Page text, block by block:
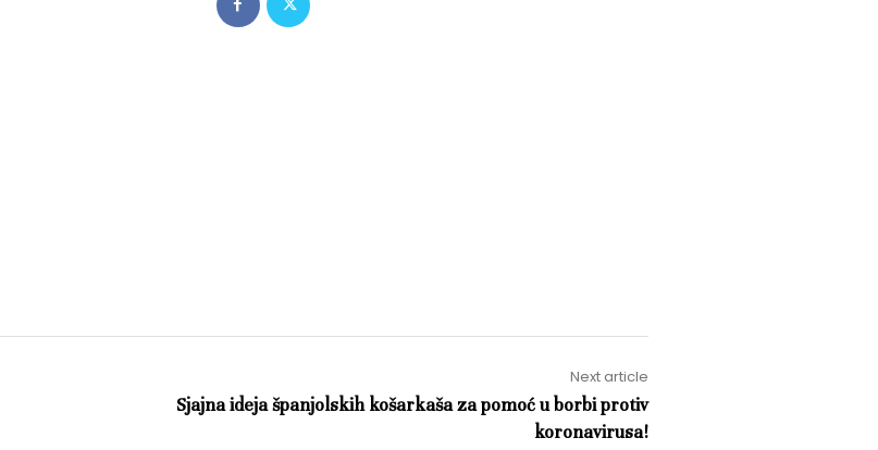
Next article
Sjajna ideja španjolskih košarkaša za pomoć u borbi protiv
koronavirusa!